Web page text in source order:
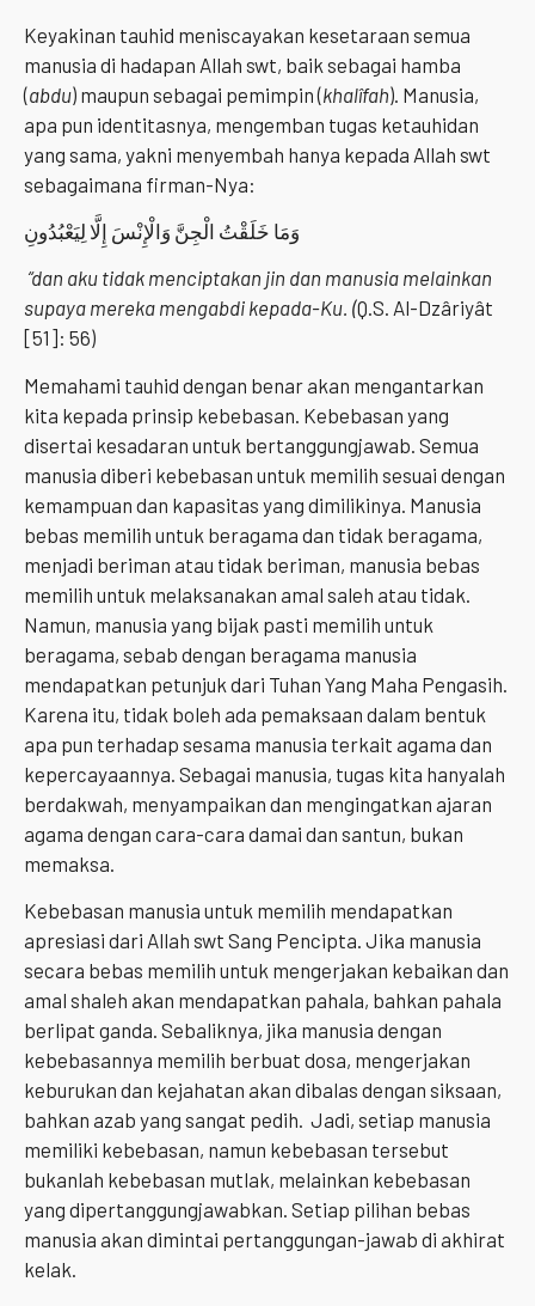
Keyakinan tauhid meniscayakan kesetaraan semua
manusia di hadapan Allah swt, baik sebagai hamba
(abdu) maupun sebagai pemimpin (khalîfah). Manusia,
apa pun identitasnya, mengemban tugas ketauhidan
yang sama, yakni menyembah hanya kepada Allah swt
sebagaimana firman-Nya:
وَمَا خَلَقْتُ الْجِنَّ وَالْإِنْسَ إِلَّا لِيَعْبُدُونِ
“dan aku tidak menciptakan jin dan manusia melainkan
supaya mereka mengabdi kepada-Ku. (Q.S. Al-Dzâriyât
[51]: 56)
Memahami tauhid dengan benar akan mengantarkan
kita kepada prinsip kebebasan. Kebebasan yang
disertai kesadaran untuk bertanggungjawab. Semua
manusia diberi kebebasan untuk memilih sesuai dengan
kemampuan dan kapasitas yang dimilikinya. Manusia
bebas memilih untuk beragama dan tidak beragama,
menjadi beriman atau tidak beriman, manusia bebas
memilih untuk melaksanakan amal saleh atau tidak.
Namun, manusia yang bijak pasti memilih untuk
beragama, sebab dengan beragama manusia
mendapatkan petunjuk dari Tuhan Yang Maha Pengasih.
Karena itu, tidak boleh ada pemaksaan dalam bentuk
apa pun terhadap sesama manusia terkait agama dan
kepercayaannya. Sebagai manusia, tugas kita hanyalah
berdakwah, menyampaikan dan mengingatkan ajaran
agama dengan cara-cara damai dan santun, bukan
memaksa.
Kebebasan manusia untuk memilih mendapatkan
apresiasi dari Allah swt Sang Pencipta. Jika manusia
secara bebas memilih untuk mengerjakan kebaikan dan
amal shaleh akan mendapatkan pahala, bahkan pahala
berlipat ganda. Sebaliknya, jika manusia dengan
kebebasannya memilih berbuat dosa, mengerjakan
keburukan dan kejahatan akan dibalas dengan siksaan,
bahkan azab yang sangat pedih. Jadi, setiap manusia
memiliki kebebasan, namun kebebasan tersebut
bukanlah kebebasan mutlak, melainkan kebebasan
yang dipertanggungjawabkan. Setiap pilihan bebas
manusia akan dimintai pertanggungan-jawab di akhirat
kelak.